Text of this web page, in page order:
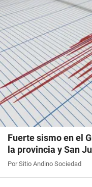
Fuerte sismo en el
la provincia y San
Por Sitio Andino Sociedad